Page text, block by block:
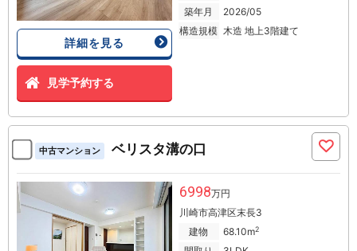
詳細を見る
見学予約する
築年月
2026/05
構造規模 木造 地上3階建て
中古マンション ベリスタ溝の口
6998万円
川崎市高津区末長3
建物
68.10m2